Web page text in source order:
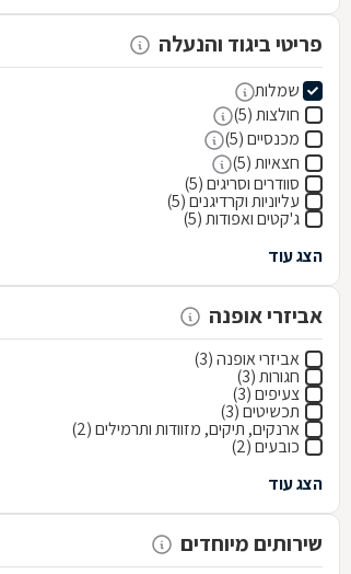
פריטי ביגוד והנעלה
שמלות
חולצות (5)
מכנסיים (5)
חצאיות (5)
סוודרים וסריגים (5)
עליוניות וקרדיגנים (5)
ג'קטים ואפודות (5)
הצג עוד
אביזרי אופנה
אביזרי אופנה (3)
חגורות (3)
צעיפים (3)
תכשיטים (3)
ארנקים, תיקים, מזוודות ותרמילים (2)
כובעים (2)
הצג עוד
שירותים מיוחדים